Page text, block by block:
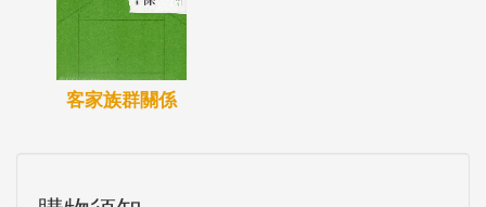
客家族群關係